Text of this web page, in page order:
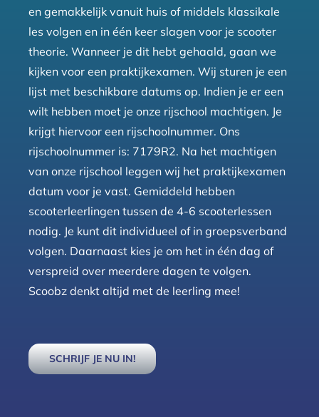
en gemakkelijk vanuit huis of middels klassikale
les volgen en in één keer slagen voor je scooter
theorie. Wanneer je dit hebt gehaald, gaan we
kijken voor een praktijkexamen. Wij sturen je een
lijst met beschikbare datums op. Indien je er een
wilt hebben moet je onze rijschool machtigen. Je
krijgt hiervoor een rijschoolnummer. Ons
rijschoolnummer is: 7179R2. Na het machtigen
van onze rijschool leggen wij het praktijkexamen
datum voor je vast. Gemiddeld hebben
scooterleerlingen tussen de 4-6 scooterlessen
nodig. Je kunt dit individueel of in groepsverband
volgen. Daarnaast kies je om het in één dag of
verspreid over meerdere dagen te volgen.
Scoobz denkt altijd met de leerling mee!
SCHRIJF JE NU IN!